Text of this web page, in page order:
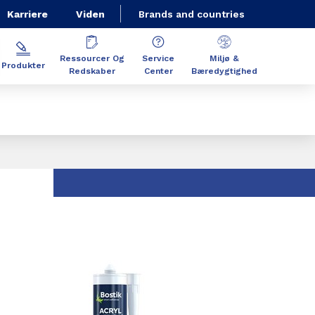
Karriere Viden Brands and countries
Produkter
Ressourcer Og
Redskaber
Service
Center
Miljø &
Bæredygtighed